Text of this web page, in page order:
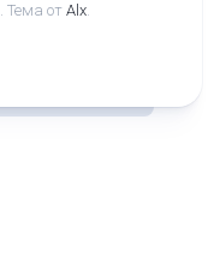
. Тема от Alx.